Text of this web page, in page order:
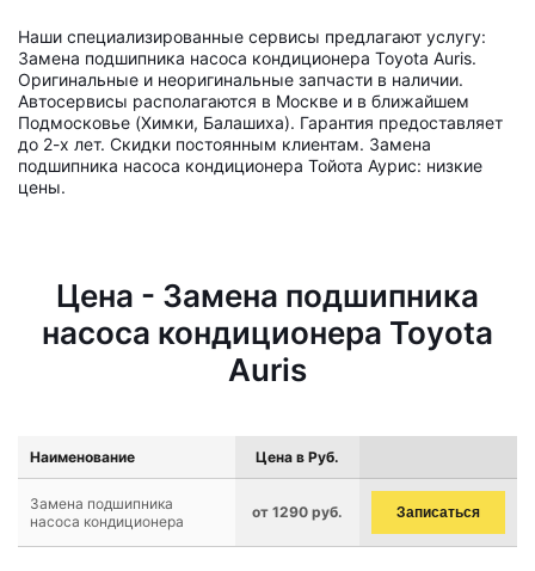
Наши специализированные сервисы предлагают услугу:
Замена подшипника насоса кондиционера Toyota Auris.
Оригинальные и неоригинальные запчасти в наличии.
Автосервисы располагаются в Москве и в ближайшем
Подмосковье (Химки, Балашиха). Гарантия предоставляет
до 2-х лет. Скидки постоянным клиентам. Замена
подшипника насоса кондиционера Тойота Аурис: низкие
цены.
Цена - Замена подшипника
насоса кондиционера Toyota
Auris
Наименование Цена в Руб.
Замена подшипника
насоса кондиционера
от 1290 руб. Записаться